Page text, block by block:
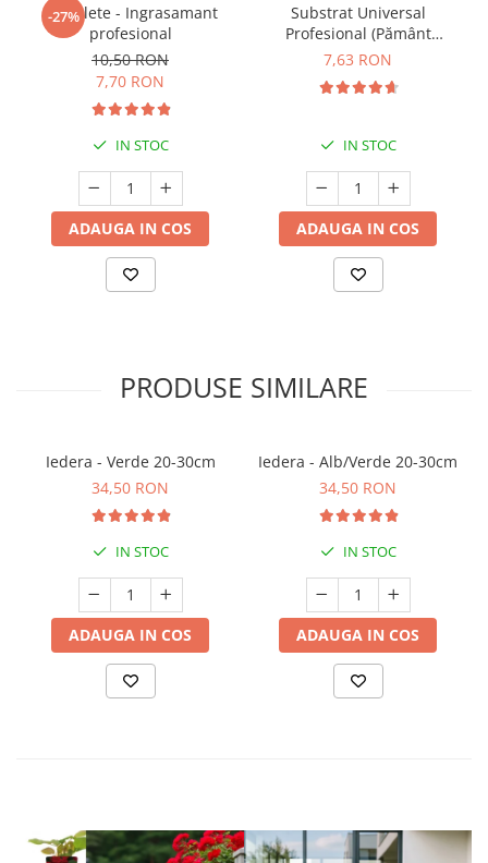
-27%
5 Tablete - Ingrasamant
profesional
10,50 RON
7,70 RON
IN STOC
ADAUGA IN COS
Substrat Universal
Profesional (Pământ
Premium) - 5 L
7,63 RON
IN STOC
ADAUGA IN COS
PRODUSE SIMILARE
Iedera - Verde 20-30cm
34,50 RON
IN STOC
ADAUGA IN COS
Iedera - Alb/Verde 20-30cm
34,50 RON
IN STOC
ADAUGA IN COS